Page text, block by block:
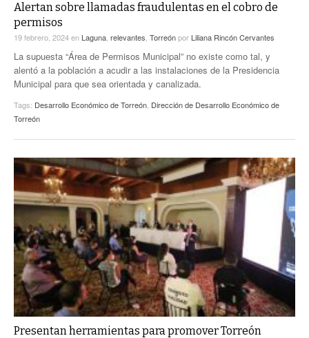
Alertan sobre llamadas fraudulentas en el cobro de
permisos
19 febrero, 2024en Laguna relevantes Torreónpor Liliana Rincón Cervantes
La supuesta “Área de Permisos Municipal” no existe como tal, y
alentó a la población a acudir a las instalaciones de la Presidencia
Municipal para que sea orientada y canalizada.
Tags: Desarrollo Económico de Torreón Dirección de Desarrollo Económico de
Torreón
Presentan herramientas para promover Torreón